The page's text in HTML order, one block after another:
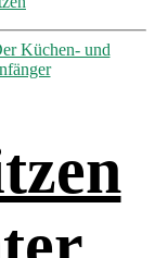
Küchen- und